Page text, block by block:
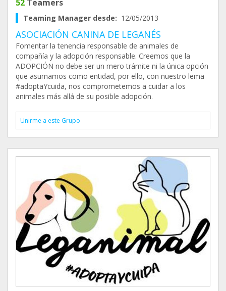
52 Teamers
Teaming Manager desde: 12/05/2013
ASOCIACIÓN CANINA DE LEGANÉS
Fomentar la tenencia responsable de animales de
compañía y la adopción responsable. Creemos que la
ADOPCIÓN no debe ser un mero trámite ni la única opción
que asumamos como entidad, por ello, con nuestro lema
#adoptaYcuida, nos comprometemos a cuidar a los
animales más allá de su posible adopción.
Unirme a este Grupo